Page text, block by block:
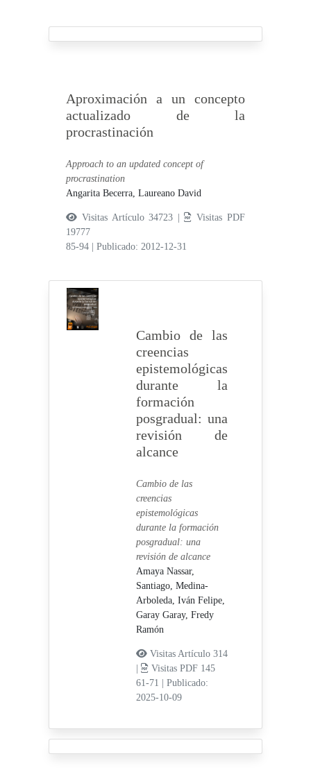
Aproximación a un concepto
actualizado de la
procrastinación
Approach to an updated concept of
procrastination
Angarita Becerra, Laureano David
Visitas Artículo 34723 |
Visitas PDF
19777
85-94
|Publicado: 2012-12-31
Cambio de las
creencias
epistemológicas
durante la
formación
posgradual: una
revisión de
alcance
Cambio de las
creencias
epistemológicas
durante la formación
posgradual: una
revisión de alcance
Amaya Nassar,
Santiago, Medina-
Arboleda, Iván Felipe,
Garay Garay, Fredy
Ramón
Visitas Artículo 314
Visitas PDF 145
61-71
Publicado:
2025-10-09